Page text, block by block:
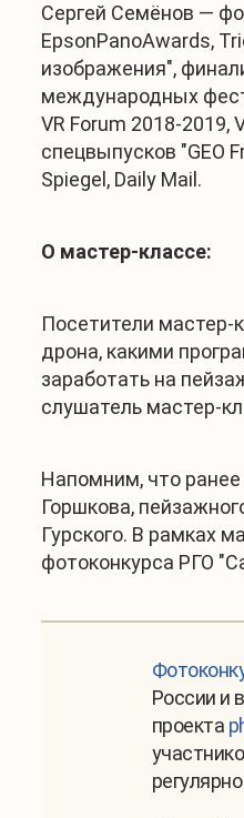
Сергей Семёнов —
EpsonPanoAwards,
изображения",
международных
VR Forum 2018-2019,
спецвыпусков "GEO
Spiegel, Daily Mail.
О мастер-классе:
Посетители мастер-
дрона, какими
заработать на
слушатель мастер-
Напомним, что
Горшкова,
Гурского. В рамках
фотоконкурса РГО
России и
проекта